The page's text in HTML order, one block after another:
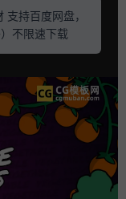
持百度网盘，
不限速下载